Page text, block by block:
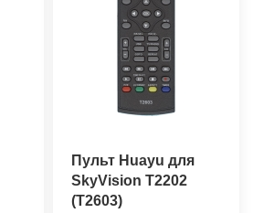
Пульт Huayu для
SkyVision T2202
(T2603)